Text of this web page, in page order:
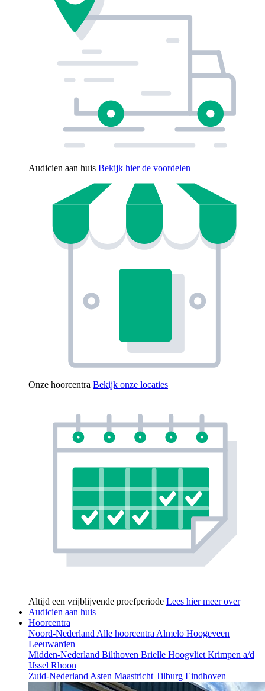
Audicien aan huis Bekijk hier de voordelen
Onze hoorcentra Bekijk onze locaties
Altijd een vrijblijvende proefperiode Lees hier meer over
Audicien aan huis
Hoorcentra
Noord-NederlandAlle hoorcentraAlmelo Hoogeveen
Leeuwarden
Midden-Nederland Bilthoven Brielle HoogvlietKrimpen a/d
IJssel Rhoon
Zuid-NederlandAsten MaastrichtTilburg Eindhoven